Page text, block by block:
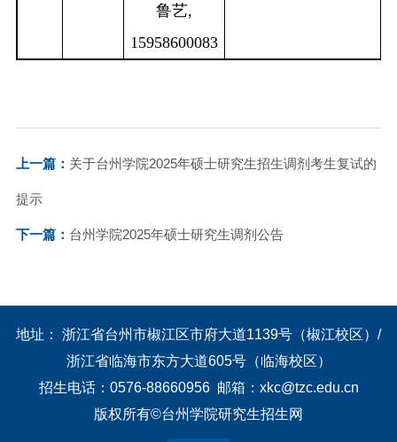
鲁艺,
15958600083
上一篇： 关于台州学院2025年硕士研究生招生调剂考生复试的
提示
下一篇： 台州学院2025年硕士研究生调剂公告
地址： 浙江省台州市椒江区市府大道1139号（椒江校区）/
浙江省临海市东方大道605号（临海校区）
招生电话：0576-88660956 邮箱：xkc@tzc.edu.cn
版权所有©台州学院研究生招生网